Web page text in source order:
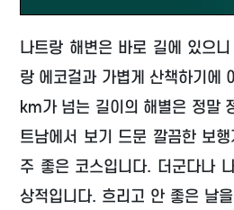
나트랑 해변은 바로 길에 있으
랑 에코걸과 가볍게 산책하기에
km가 넘는 길이의 해별은 정말
트남에서 보기 드문 깔끔한 보
주 좋은 코스입니다. 더군다나
상적입니다. 흐리고 안 좋은 날